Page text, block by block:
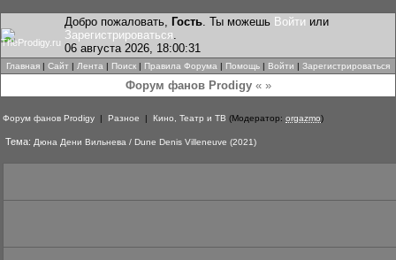
Добро пожаловать, Гость. Ты можешь Войти или
Зарегистрироваться.
06 августа 2026, 18:00:31
Главная | Сайт | Лента | Поиск | Правила Форума | Помощь | Войти | Зарегистрироваться
Форум фанов Prodigy« »
Форум фанов Prodigy | Разное | Кино, Театр и ТВ (Модератор: orgazmo)
Тема: Дюна Дени Вильнева / Dune Denis Villeneuve (2021)